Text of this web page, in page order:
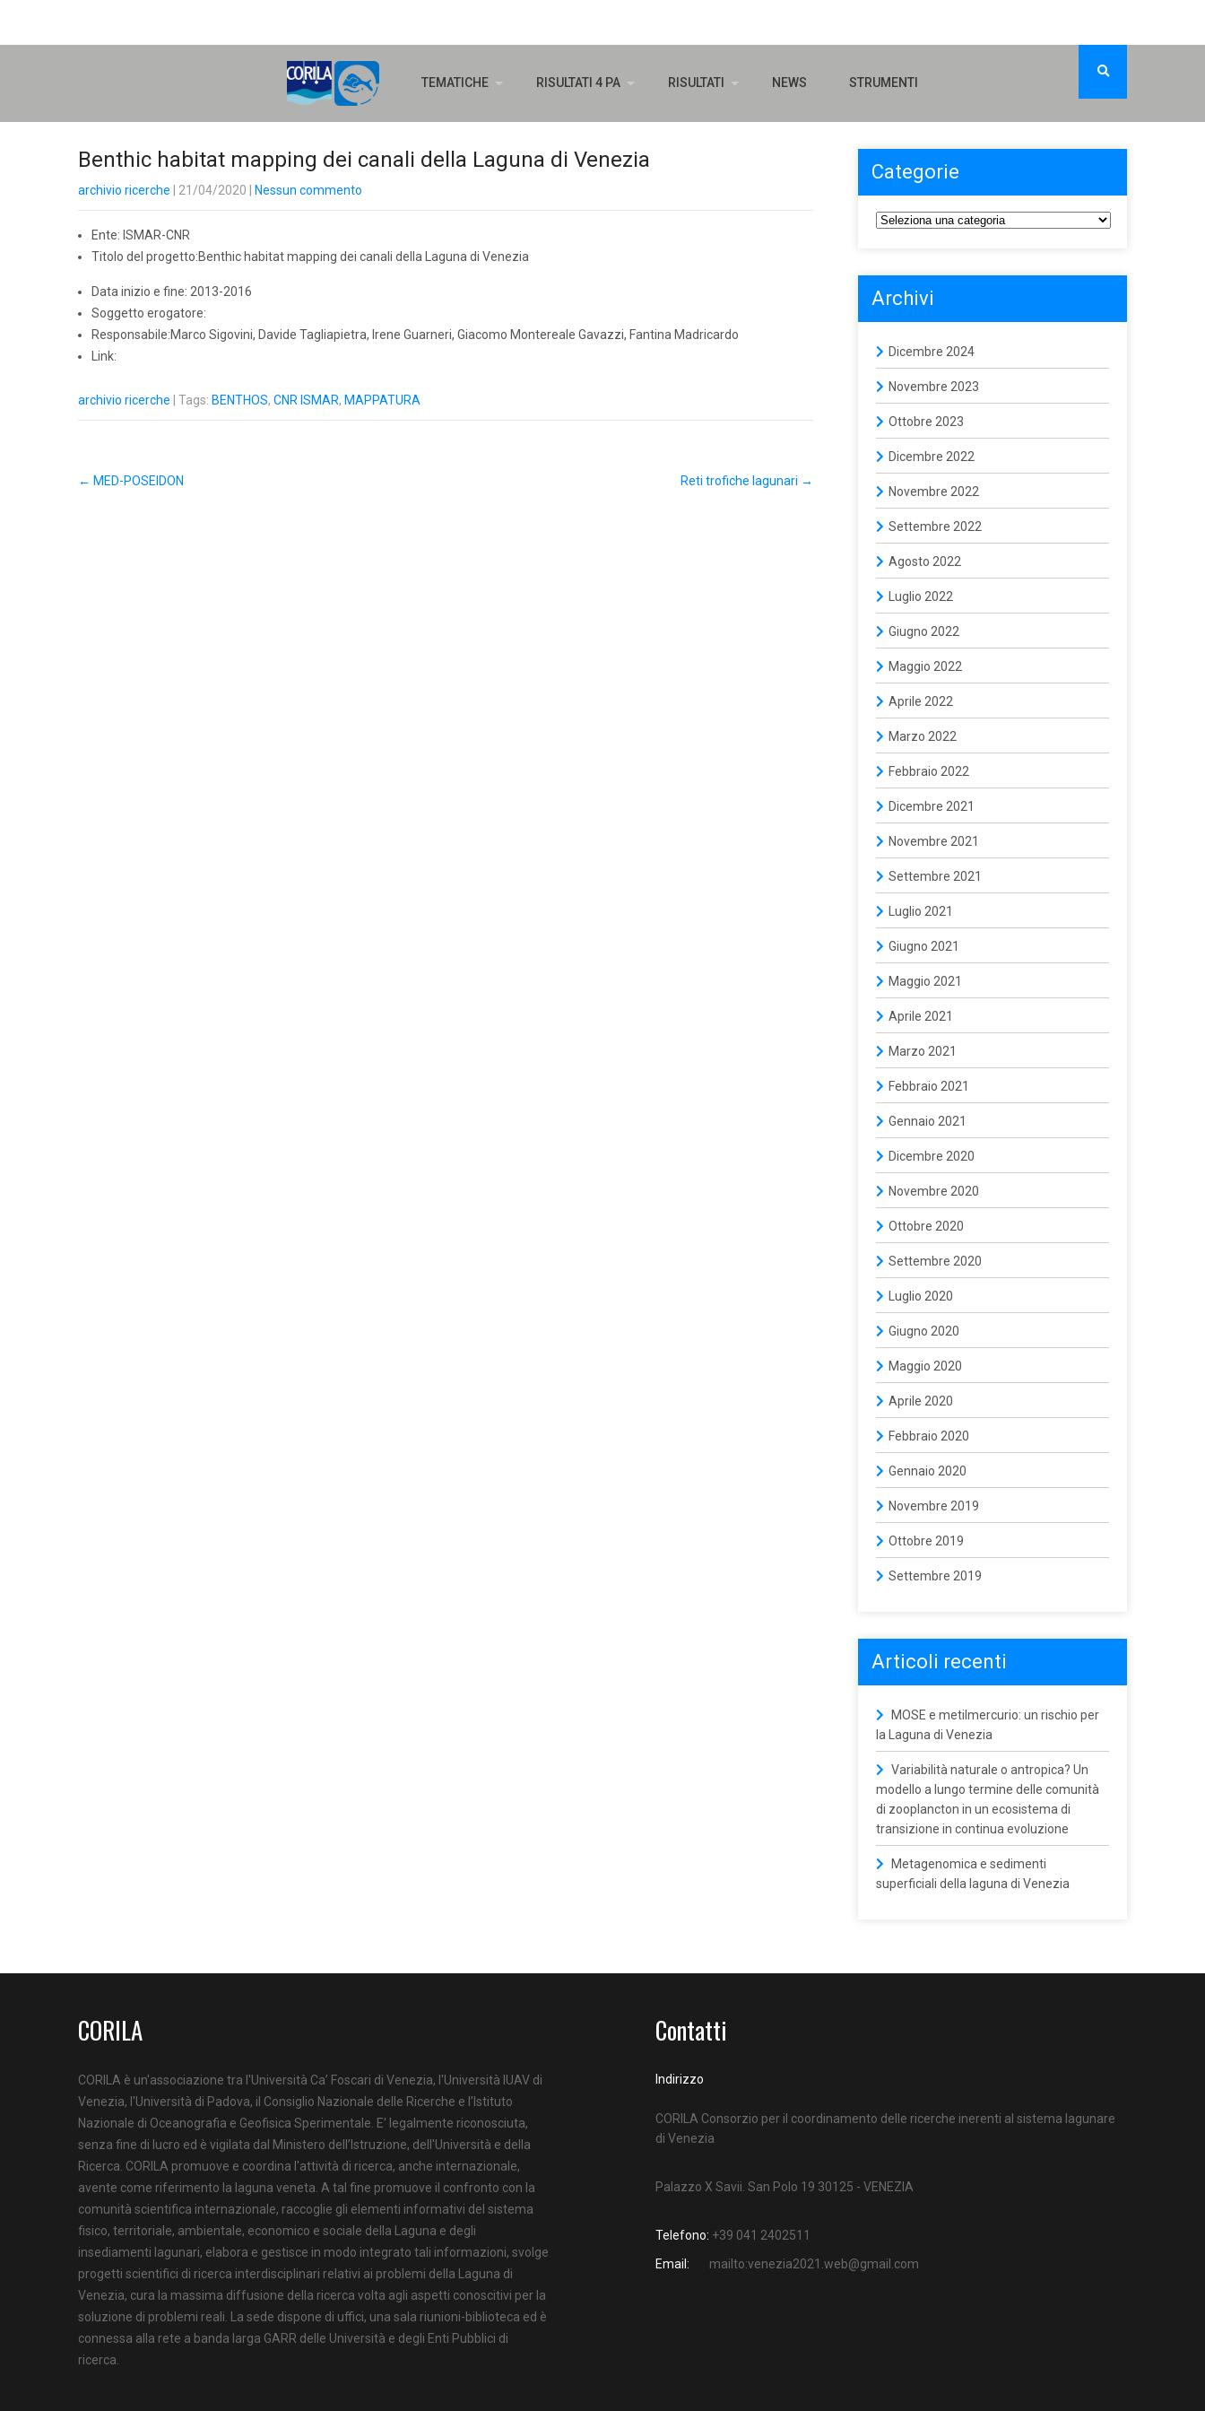
TEMATICHE RISULTATI 4 PA RISULTATI NEWS STRUMENTI
Benthic habitat mapping dei canali della Laguna di Venezia
archivio ricerche | 21/04/2020 Nessun commento
Ente: ISMAR-CNR
Titolo del progetto:Benthic habitat mapping dei canali della Laguna di Venezia
Data inizio e fine: 2013-2016
Soggetto erogatore:
Responsabile:Marco Sigovini, Davide Tagliapietra, Irene Guarneri, Giacomo Montereale Gavazzi, Fantina Madricardo
Link:
archivio ricerche | Tags: BENTHOS, CNR ISMAR, MAPPATURA
← MED-POSEIDON Reti trofiche lagunari →
Categorie
Archivi
Dicembre 2024
Novembre 2023
Ottobre 2023
Dicembre 2022
Novembre 2022
Settembre 2022
Agosto 2022
Luglio 2022
Giugno 2022
Maggio 2022
Aprile 2022
Marzo 2022
Febbraio 2022
Dicembre 2021
Novembre 2021
Settembre 2021
Luglio 2021
Giugno 2021
Maggio 2021
Aprile 2021
Marzo 2021
Febbraio 2021
Gennaio 2021
Dicembre 2020
Novembre 2020
Ottobre 2020
Settembre 2020
Luglio 2020
Giugno 2020
Maggio 2020
Aprile 2020
Febbraio 2020
Gennaio 2020
Novembre 2019
Ottobre 2019
Settembre 2019
Articoli recenti
MOSE e metilmercurio: un rischio per
la Laguna di Venezia
Variabilità naturale o antropica? Un
modello a lungo termine delle comunità
di zooplancton in un ecosistema di
transizione in continua evoluzione
Metagenomica e sedimenti
superficiali della laguna di Venezia
CORILA
CORILA è un'associazione tra l'Università Ca’ Foscari di Venezia, l'Università IUAV di
Venezia, l'Università di Padova, il Consiglio Nazionale delle Ricerche e l’Istituto
Nazionale di Oceanografia e Geofisica Sperimentale. E' legalmente riconosciuta,
senza fine di lucro ed è vigilata dal Ministero dell’Istruzione, dell'Università e della
Ricerca. CORILA promuove e coordina l'attività di ricerca, anche internazionale,
avente come riferimento la laguna veneta. A tal fine promuove il confronto con la
comunità scientifica internazionale, raccoglie gli elementi informativi del sistema
fisico, territoriale, ambientale, economico e sociale della Laguna e degli
insediamenti lagunari, elabora e gestisce in modo integrato tali informazioni, svolge
progetti scientifici di ricerca interdisciplinari relativi ai problemi della Laguna di
Venezia, cura la massima diffusione della ricerca volta agli aspetti conoscitivi per la
soluzione di problemi reali. La sede dispone di uffici, una sala riunioni-biblioteca ed è
connessa alla rete a banda larga GARR delle Università e degli Enti Pubblici di
ricerca.
Contatti
Indirizzo
CORILA Consorzio per il coordinamento delle ricerche inerenti al sistema lagunare
di Venezia
Palazzo X Savii. San Polo 19 30125 - VENEZIA
Telefono: +39 041 2402511
Email:
mailto:venezia2021.web@gmail.com